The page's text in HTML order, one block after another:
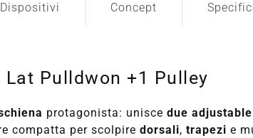
Dispositivi Concept
Pulldwon +1 Pulley
protagonista: uniscedue
compatta per scolpiredorsali,trapezi e